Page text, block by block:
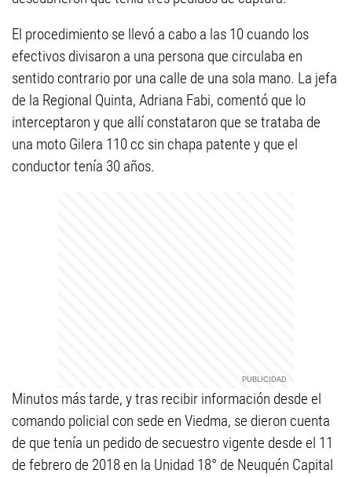
El procedimiento se llevó a cabo a las 10 cuando los
efectivos divisaron a una persona que circulaba en
sentido contrario por una calle de una sola mano. La jefa
de la Regional Quinta, Adriana Fabi, comentó que lo
interceptaron y que allí constataron que se trataba de
una moto Gilera 110 cc sin chapa patente y que el
conductor tenía 30 años.
Minutos más tarde, y tras recibir información desde el
comando policial con sede en Viedma, se dieron cuenta
de que tenía un pedido de secuestro vigente desde el 11
de febrero de 2018 en la Unidad 18° de Neuquén Capital